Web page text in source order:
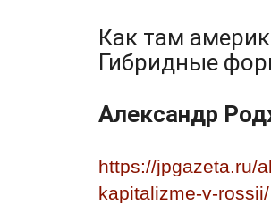
Как там
Гибридные
Александр
https://jpgazeta.ru/
kapitalizme-v-rossii/